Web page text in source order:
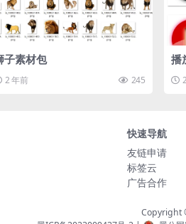
子素材包
2 年前 245
播
快速导航
友链申请
标签云
广告合作
Copyright